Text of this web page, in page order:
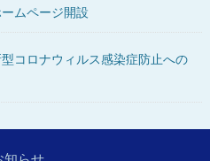
ームページ開設
型コロナウィルス感染症防止への